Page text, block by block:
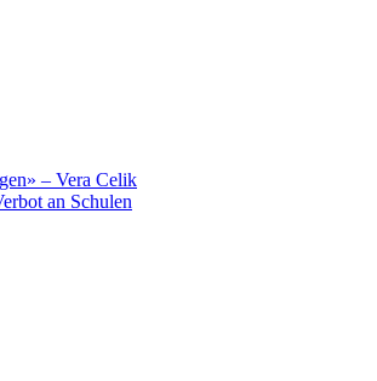
– Vera Celik
an Schulen